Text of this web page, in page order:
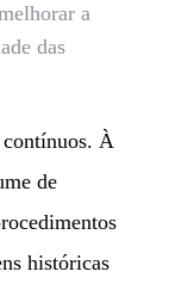
a
das
contínuos. À
de
históricas